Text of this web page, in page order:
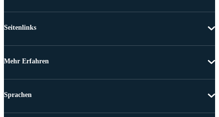
Seitenlinks
Mehr Erfahren
Sprachen